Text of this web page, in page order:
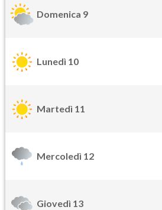
Domenica 9
Lunedì 10
Martedì 11
Mercoledì 12
Giovedì 13